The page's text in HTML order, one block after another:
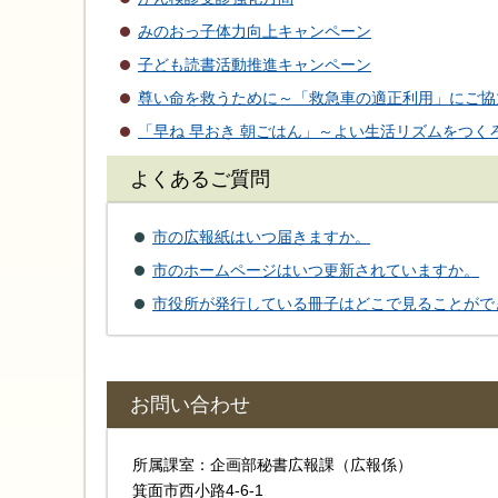
みのおっ子体力向上キャンペーン
子ども読書活動推進キャンペーン
尊い命を救うために～「救急車の適正利用」にご協
「早ね 早おき 朝ごはん」～よい生活リズムをつく
よくあるご質問
市の広報紙はいつ届きますか。
市のホームページはいつ更新されていますか。
市役所が発行している冊子はどこで見ることがで
お問い合わせ
所属課室：企画部秘書広報課（広報係）
箕面市西小路4‐6‐1